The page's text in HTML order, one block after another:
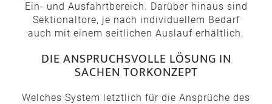
Ein- und Ausfahrtbereich. Darüber hinaus sind
Sektionaltore, je nach individuellem Bedarf
auch mit einem seitlichen Auslauf erhältlich.
DIE ANSPRUCHSVOLLE LÖSUNG IN
SACHEN TORKONZEPT
Welches System letztlich für die Ansprüche des